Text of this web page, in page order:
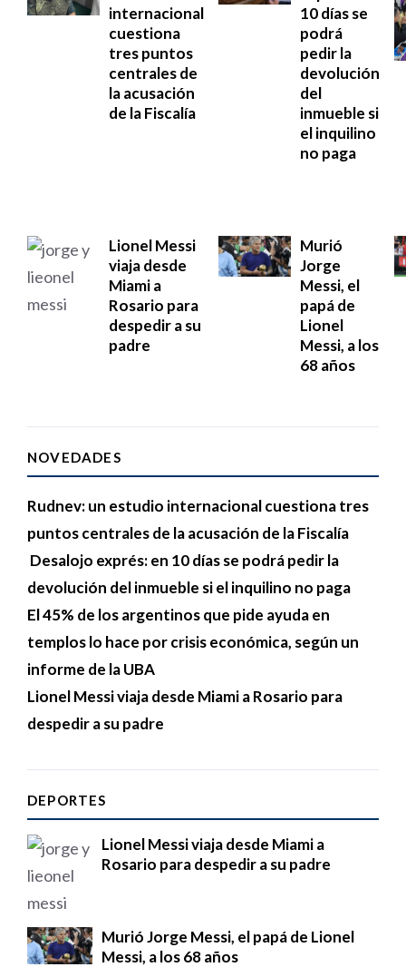
internacional
cuestiona
tres puntos
centrales de
la acusación
de la Fiscalía
10 días se
podrá
pedir la
devolución
del
inmueble si
el inquilino
no paga
Lionel Messi
viaja desde
Miami a
Rosario para
despedir a su
padre
Murió
Jorge
Messi, el
papá de
Lionel
Messi, a los
68 años
NOVEDADES
Rudnev: un estudio internacional cuestiona tres
puntos centrales de la acusación de la Fiscalía
Desalojo exprés: en 10 días se podrá pedir la
devolución del inmueble si el inquilino no paga
El 45% de los argentinos que pide ayuda en
templos lo hace por crisis económica, según un
informe de la UBA
Lionel Messi viaja desde Miami a Rosario para
despedir a su padre
DEPORTES
Lionel Messi viaja desde Miami a
Rosario para despedir a su padre
Murió Jorge Messi, el papá de Lionel
Messi, a los 68 años